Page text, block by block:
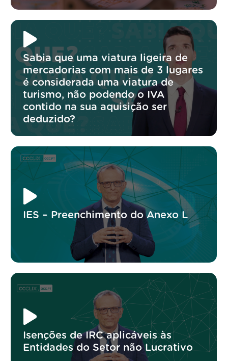
Sabia que uma viatura ligeira de
mercadorias com mais de 3 lugares
é considerada uma viatura de
turismo, não podendo o IVA
contido na sua aquisição ser
deduzido?
IES – Preenchimento do Anexo L
Isenções de IRC aplicáveis às
Entidades do Setor não Lucrativo